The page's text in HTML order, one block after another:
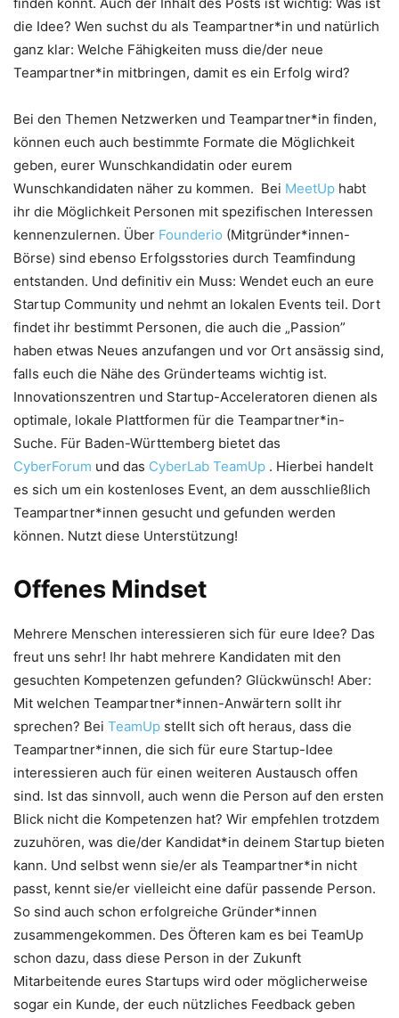
die Idee? Wen suchst du als Teampartner*in und natürlich
ganz klar: Welche Fähigkeiten muss die/der neue
Teampartner*in mitbringen, damit es ein Erfolg wird?
Bei den Themen Netzwerken und Teampartner*in finden,
können euch auch bestimmte Formate die Möglichkeit
geben, eurer Wunschkandidatin oder eurem
Wunschkandidaten näher zu kommen. Bei MeetUp habt
ihr die Möglichkeit Personen mit spezifischen Interessen
kennenzulernen. Über Founderio (Mitgründer*innen-
Börse) sind ebenso Erfolgsstories durch Teamfindung
entstanden. Und definitiv ein Muss: Wendet euch an eure
Startup Community und nehmt an lokalen Events teil. Dort
findet ihr bestimmt Personen, die auch die „Passion”
haben etwas Neues anzufangen und vor Ort ansässig sind,
falls euch die Nähe des Gründerteams wichtig ist.
Innovationszentren und Startup-Acceleratoren dienen als
optimale, lokale Plattformen für die Teampartner*in-
Suche. Für Baden-Württemberg bietet das
CyberForum und das CyberLab TeamUp . Hierbei handelt
es sich um ein kostenloses Event, an dem ausschließlich
Teampartner*innen gesucht und gefunden werden
können. Nutzt diese Unterstützung!
Offenes Mindset
Mehrere Menschen interessieren sich für eure Idee? Das
freut uns sehr! Ihr habt mehrere Kandidaten mit den
gesuchten Kompetenzen gefunden? Glückwünsch! Aber:
Mit welchen Teampartner*innen-Anwärtern sollt ihr
sprechen? Bei TeamUp stellt sich oft heraus, dass die
Teampartner*innen, die sich für eure Startup-Idee
interessieren auch für einen weiteren Austausch offen
sind. Ist das sinnvoll, auch wenn die Person auf den ersten
Blick nicht die Kompetenzen hat? Wir empfehlen trotzdem
zuzuhören, was die/der Kandidat*in deinem Startup bieten
kann. Und selbst wenn sie/er als Teampartner*in nicht
passt, kennt sie/er vielleicht eine dafür passende Person.
So sind auch schon erfolgreiche Gründer*innen
zusammengekommen. Des Öfteren kam es bei TeamUp
schon dazu, dass diese Person in der Zukunft
Mitarbeitende eures Startups wird oder möglicherweise
sogar ein Kunde, der euch nützliches Feedback geben